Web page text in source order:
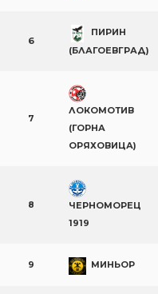
6
ПИРИН
(БЛАГОЕВГРАД)
7
ЛОКОМОТИВ
(ГОРНА
ОРЯХОВИЦА)
8
ЧЕРНОМОРЕЦ
1919
9 МИНЬОР